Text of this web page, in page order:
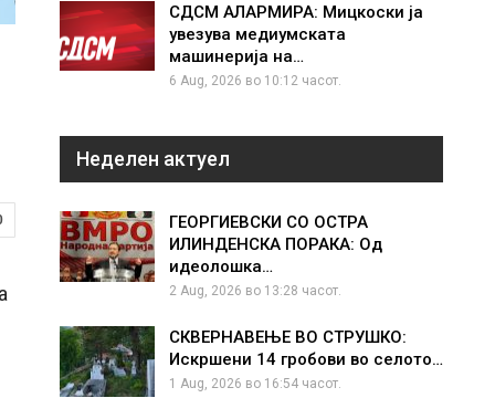
СДСМ АЛАРМИРА: Мицкоски ја
увезува медиумската
машинерија на…
6 Aug, 2026 во 10:12 часот.
Неделен актуел
ГЕОРГИЕВСКИ СО ОСТРА
ИЛИНДЕНСКА ПОРАКА: Од
идеолошка…
2 Aug, 2026 во 13:28 часот.
СКВЕРНАВЕЊЕ ВО СТРУШКО:
Искршени 14 гробови во селото…
1 Aug, 2026 во 16:54 часот.